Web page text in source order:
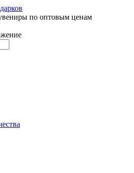
по оптовым ценам